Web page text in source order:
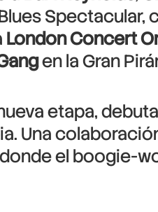
London Concert
en la Gran
etapa,
Una
el boogie-